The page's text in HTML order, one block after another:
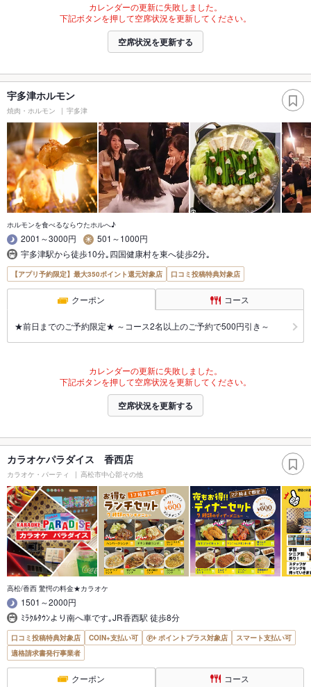
カレンダーの更新に失敗しました。
下記ボタンを押して空席状況を更新してください。
空席状況を更新する
宇多津ホルモン
焼肉・ホルモン 宇多津
ホルモンを食べるならウたホルへ♪
2001～3000円
501～1000円
宇多津駅から徒歩10分｡四国健康村を東へ徒歩2分｡
【アプリ予約限定】最大350ポイント還元対象店 口コミ投稿特典対象店
クーポン コース
★前日までのご予約限定★ ～コース2名以上のご予約で500円引き～
カレンダーの更新に失敗しました。
下記ボタンを押して空席状況を更新してください。
空席状況を更新する
カラオケパラダイス 香西店
カラオケ・パーティ 高松市中心部その他
高松/香西 驚愕の料金★カラオケ
1501～2000円
ﾐﾗｸﾙﾀｳﾝより南へ車です｡JR香西駅 徒歩8分
口コミ投稿特典対象店 COIN+支払い可 ポイントプラス対象店
スマート支払い可
適格請求書発行事業者
クーポン コース